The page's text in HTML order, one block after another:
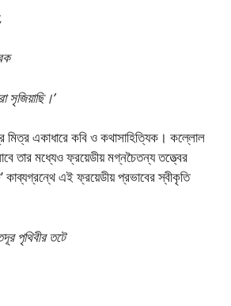
সৃজিয়াছি।’
মিত্র একাধারে কবি ও কথাসাহিত্যিক। কল্লোল
তার মধ্যেও ফ্রয়েডীয় মগ্নচৈতন্য তত্ত্বের
কাব্যগ্রন্থে এই ফ্রয়েডীয় প্রভাবের স্বীকৃতি
পৃথিবীর তটে